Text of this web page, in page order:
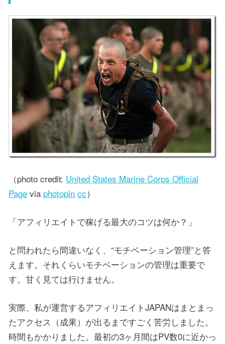
（photo credit: United States Marine Corps Official
Page via photopin cc）
「アフィリエイトで稼げる最大のコツは何か？」
と問われたら間違いなく、“モチベーション管理”と答
えます。それくらいモチベーションの管理は重要で
す。甘く見ては行けません。
実際、私が運営するアフィリエイトJAPANはまとまっ
たアクセス（成果）が出るまですごく苦労しました。
時間もかかりました。最初の3ヶ月間はPV数0に近かっ